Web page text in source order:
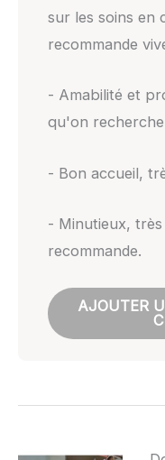
sur les soins en
recommande
- Amabilité et
qu'on
- Bon accueil,
- Minutieux,
recommande.
AJOUTER